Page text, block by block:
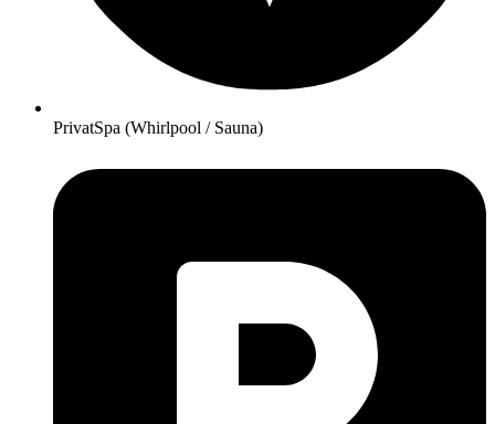
PrivatSpa (Whirlpool / Sauna)